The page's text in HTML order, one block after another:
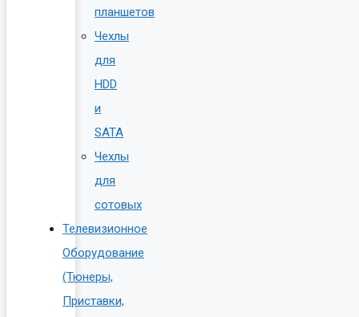
планшетов
Чехлы
для
HDD
и
SATA
Чехлы
для
сотовых
Телевизионное
Оборудование
(Тюнеры,
Приставки,